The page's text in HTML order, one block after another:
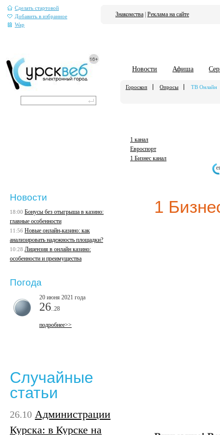
Сделать стартовой
Добавить в избранное
Wap
Знакомства Реклама на сайте
Новости Афиша
Гороскоп Опросы ТВ Онлайн
1 канал
Евроспорт
1 Бизнес канал
1
Новости
18:00 Бонусы без отыгрыша в казино:
главные особенности
11:56 Новые онлайн-казино: как
анализировать надежность площадки?
10:28 Лицензия в онлайн казино:
особенности и преимущества
Погода
20 июня 2021 года
26 ..28
подробнее>>
Случайные
статьи
26.10 Администрации
Курска: в Курске на